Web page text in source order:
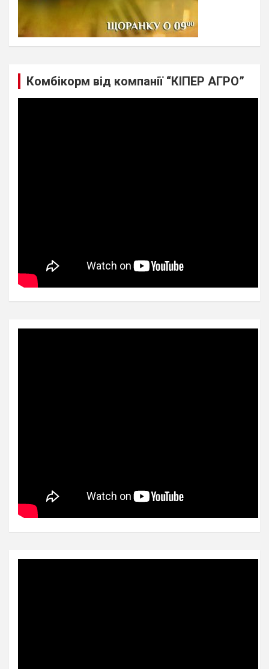
Комбікорм від компанії “КІПЕР АГРО”